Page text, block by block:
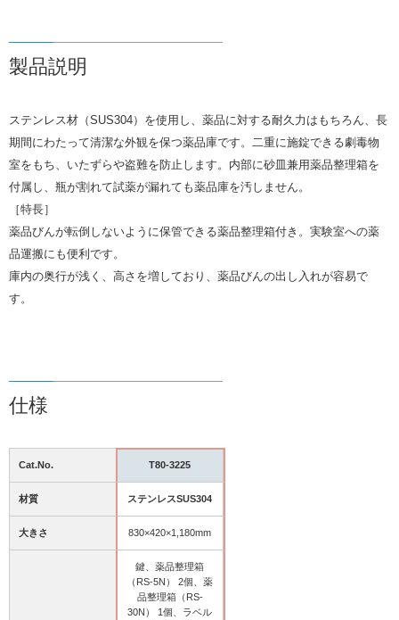
製品説明
ステンレス材（SUS304）を使用し、薬品に対する耐久力はもちろん、長
期間にわたって清潔な外観を保つ薬品庫です。二重に施錠できる劇毒物
室をもち、いたずらや盗難を防止します。内部に砂皿兼用薬品整理箱を
付属し、瓶が割れて試薬が漏れても薬品庫を汚しません。
［特長］
薬品びんが転倒しないように保管できる薬品整理箱付き。実験室への薬
品運搬にも便利です。
庫内の奥行が浅く、高さを増しており、薬品びんの出し入れが容易で
す。
仕様
Cat.No. T80-3225
材質 ステンレスSUS304
大きさ 830×420×1,180mm
鍵、薬品整理箱
（RS-5N） 2個、薬
品整理箱（RS-
30N） 1個、ラベル